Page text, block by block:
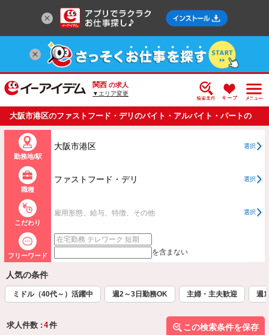
関西 の求人
▼エリア変更
大阪市港区のファストフード・デリのバイト・アルバイト・パートの
求人情報一覧
勤務地/駅
大阪市港区 選択
職種
ファストフード・デリ 選択
こだわり
雇用形態、給与、特徴、その他 選択
フリーワード を含まない
人気の条件
ミドル（40代～）活躍中 週2～3日勤務OK 主婦・主夫歓迎 週
求人件数 : 4件
この検索条件を保存